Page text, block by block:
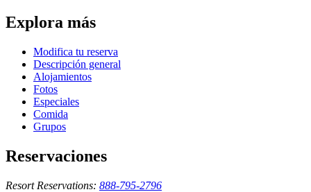
Explora más
Modifica tu reserva
Descripción general
Alojamientos
Fotos
Especiales
Comida
Grupos
Reservaciones
Resort Reservations: 888-795-2796